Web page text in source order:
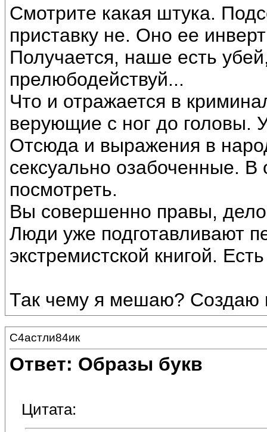
Смотрите какая штука.
приставку не. Оно ее
Получается, наше есть
прелюбодействуй...
Что и отражается в
верующие с ног до головы.
Отсюда и выражения в
сексуально озабоченные.
посмотреть.
Вы совершенно правы,
Люди уже подготавливают
экстремистской книгой.
Так чему я мешаю? Создаю
С4астли84ик
Ответ: Образы букв
Цитата: